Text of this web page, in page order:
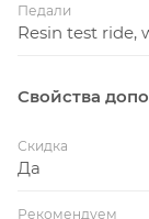
Педали
Resin test ride,
Свойства
Скидка
Да
Рекомендуем